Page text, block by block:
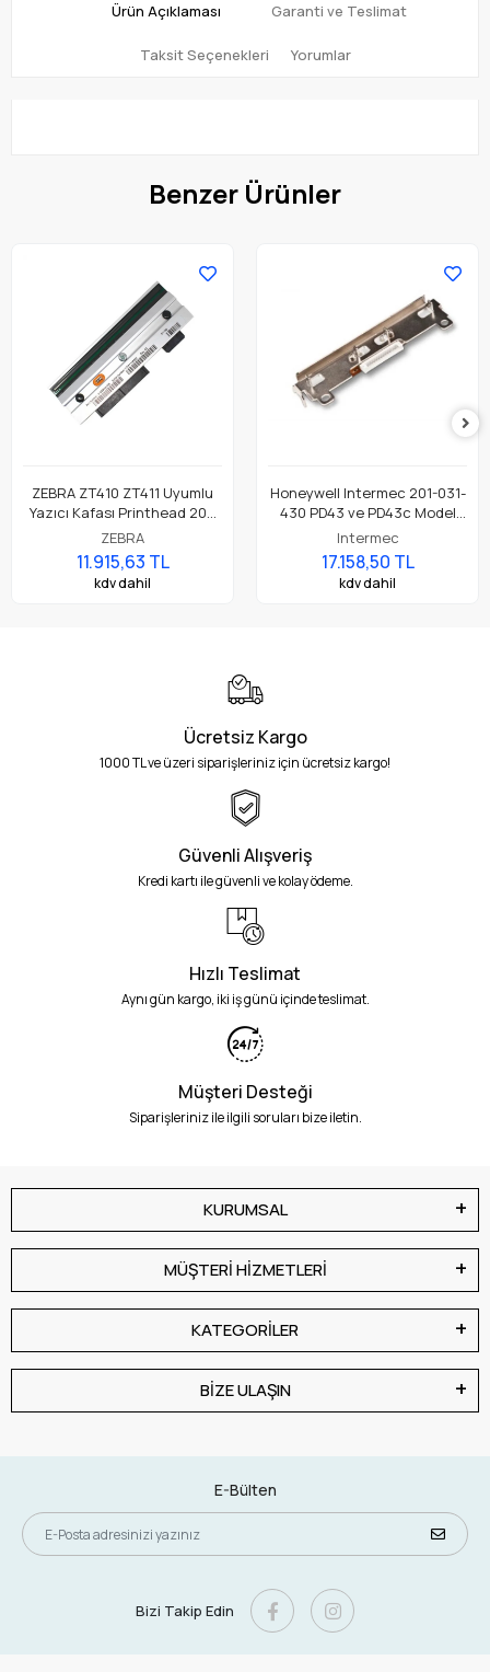
Ürün Açıklaması Garanti ve Teslimat
Taksit Seçenekleri Yorumlar
Benzer Ürünler
ZEBRA ZT410 ZT411 Uyumlu
Yazıcı Kafası Printhead 203
Dpi Parça No: P1058930-009
ZEBRA
11.915,63 TL
kdv dahil
Honeywell Intermec 201-031-
430 PD43 ve PD43c Model
Barkod Etiket Yazıcı 203 Dpi
Termal Baskı Kafası
Intermec
17.158,50 TL
kdv dahil
Ücretsiz Kargo
1000 TL ve üzeri siparişleriniz için ücretsiz kargo!
Güvenli Alışveriş
Kredi kartı ile güvenli ve kolay ödeme.
Hızlı Teslimat
Aynı gün kargo, iki iş günü içinde teslimat.
Müşteri Desteği
Siparişleriniz ile ilgili soruları bize iletin.
KURUMSAL
MÜŞTERİ HİZMETLERİ
KATEGORİLER
BİZE ULAŞIN
E-Bülten
Bizi Takip Edin